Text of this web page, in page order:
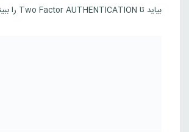
بیاید تا Two Factor AUTHENTICATION را ببینید: